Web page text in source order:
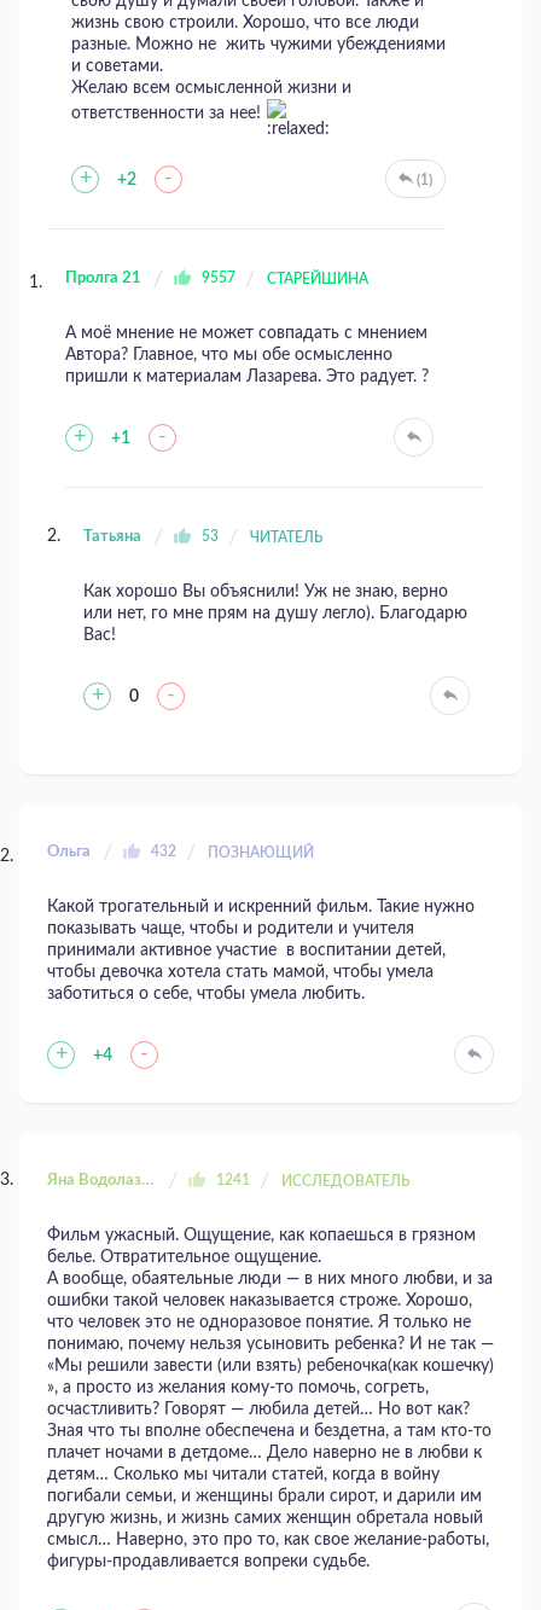
жизнь свою строили. Хорошо, что все люди
разные. Можно не жить чужими убеждениями
и советами.
Желаю всем осмысленной жизни и
ответственности за нее!
+ +2 - (1)
Пролга 21 9557 СТАРЕЙШИНА
А моё мнение не может совпадать с мнением
Автора? Главное, что мы обе осмысленно
пришли к материалам Лазарева. Это радует. ?
+ +1 -
Татьяна 53 ЧИТАТЕЛЬ
Как хорошо Вы объяснили! Уж не знаю, верно
или нет, го мне прям на душу легло). Благодарю
Вас!
+ 0 -
Ольга 432 ПОЗНАЮЩИЙ
Какой трогательный и искренний фильм. Такие нужно
показывать чаще, чтобы и родители и учителя
принимали активное участие в воспитании детей,
чтобы девочка хотела стать мамой, чтобы умела
заботиться о себе, чтобы умела любить.
+ +4 -
Яна Водолазова 1241 ИССЛЕДОВАТЕЛЬ
Фильм ужасный. Ощущение, как копаешься в грязном
белье. Отвратительное ощущение.
А вообще, обаятельные люди — в них много любви, и за
ошибки такой человек наказывается строже. Хорошо,
что человек это не одноразовое понятие. Я только не
понимаю, почему нельзя усыновить ребенка? И не так —
«Мы решили завести (или взять) ребеночка(как кошечку)
», а просто из желания кому-то помочь, согреть,
осчастливить? Говорят — любила детей… Но вот как?
Зная что ты вполне обеспечена и бездетна, а там кто-то
плачет ночами в детдоме… Дело наверно не в любви к
детям… Сколько мы читали статей, когда в войну
погибали семьи, и женщины брали сирот, и дарили им
другую жизнь, и жизнь самих женщин обретала новый
смысл… Наверно, это про то, как свое желание-работы,
фигуры-продавливается вопреки судьбе.